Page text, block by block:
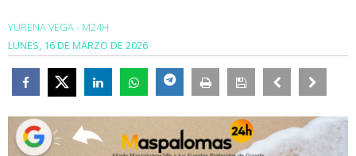
YURENA VEGA - M24H
LUNES, 16 DE MARZO DE 2026